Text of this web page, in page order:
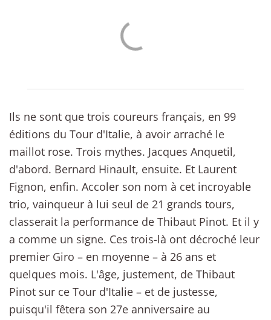
Ils ne sont que trois coureurs français, en 99
éditions du Tour d'Italie, à avoir arraché le
maillot rose. Trois mythes. Jacques Anquetil,
d'abord. Bernard Hinault, ensuite. Et Laurent
Fignon, enfin. Accoler son nom à cet incroyable
trio, vainqueur à lui seul de 21 grands tours,
classerait la performance de Thibaut Pinot. Et il y
a comme un signe. Ces trois-là ont décroché leur
premier Giro – en moyenne – à 26 ans et
quelques mois. L'âge, justement, de Thibaut
Pinot sur ce Tour d'Italie – et de justesse,
puisqu'il fêtera son 27e anniversaire au